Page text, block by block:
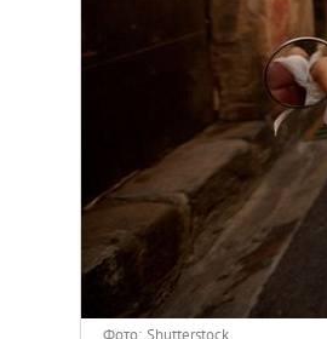
Испания
Казахстан
Канада
Кипр
Латвия
Фото: Shutterstock